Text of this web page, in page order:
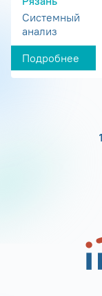
Системный
анализ
Подробнее
1